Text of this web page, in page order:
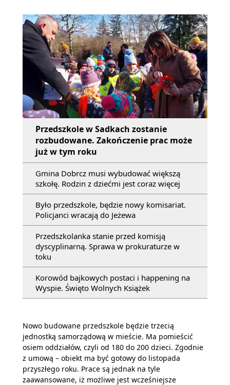
Przedszkole w Sadkach zostanie
rozbudowane. Zakończenie prac może
już w tym roku
Gmina Dobrcz musi wybudować większą
szkołę. Rodzin z dziećmi jest coraz więcej
Było przedszkole, będzie nowy komisariat.
Policjanci wracają do Jeżewa
Przedszkolanka stanie przed komisją
dyscyplinarną. Sprawa w prokuraturze w
toku
Korowód bajkowych postaci i happening na
Wyspie. Święto Wolnych Książek
Nowo budowane przedszkole będzie trzecią
jednostką samorządową w mieście. Ma pomieścić
osiem oddziałów, czyli od 180 do 200 dzieci. Zgodnie
z umową – obiekt ma być gotowy do listopada
przyszłego roku. Prace są jednak na tyle
zaawansowane, iż możliwe jest wcześniejsze